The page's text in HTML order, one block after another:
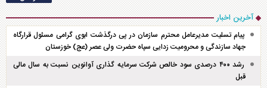
آخرین اخبار
پیام تسلیت مدیرعامل محترم سازمان در پی درگذشت ابوی گرامی مسئول قرارگاه
جهاد سازندگی و محرومیت زدایی سپاه حضرت ولی عصر (عج) خوزستان
رشد ۴۰۰ درصدی سود خالص شرکت سرمایه گذاری آوانوین نسبت به سال مالی
قبل